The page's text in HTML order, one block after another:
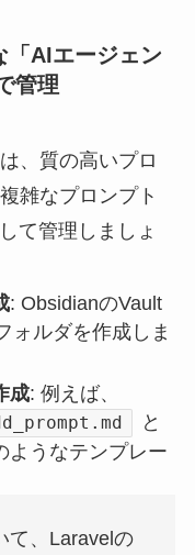
「AIエージェン
管理
、質の高いプロ
雑なプロンプト
て管理しましょ
: ObsidianのVault
ォルダを作成しま
成: 例えば、
と
ようなテンプレー
て、Laravelの